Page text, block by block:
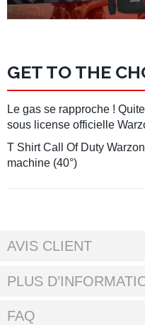
GET TO THE
Le gas se rapproche !
sous license officielle
T ShirtCall Of Duty
machine (40°)
AVIS CLIENT
PLUS
FAQ